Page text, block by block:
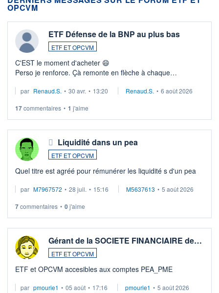
OPCVM
ETF Défense de la BNP au plus bas
ETF ET OPCVM
C'EST le moment d'acheter 😄​
Perso je renforce. Çà remonte en flèche à chaque
Investissement long terme tip top pour sa retraite.
par Renaud.S. • 30 avr. • 13:20 Renaud.S. • 6 août 2026
17commentaires • 1 j'aime
Liquidité dans un pea
ETF ET OPCVM
Quel titre est agréé pour rémunérer les liquidité s d'un pea
par M7967572 • 28 juil. • 15:16 M5637613 • 5 août 2026
7commentaires • 0j'aime
Gérant de la SOCIETE FINANCIAIRE de…
ETF ET OPCVM
ETF et OPCVM accesibles aux comptes PEA_PME
par pmourie1 • 05 août • 17:16 pmourie1 • 5 août 2026